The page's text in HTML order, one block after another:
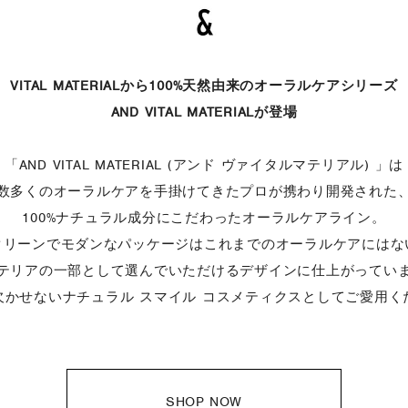
VITAL MATERIALから100%天然由来のオーラルケアシリーズ
AND VITAL MATERIALが登場
「AND VITAL MATERIAL (アンド ヴァイタルマテリアル) 」は
多くのオーラルケアを手掛けてきたプロが携わり開発された、
100%ナチュラル成分にこだわった オーラルケアライン。
リーンでモダンなパッケージは これまでのオーラルケアにはな
リアの一部として選んでいただけるデザインに仕上がっていま
かせないナチュラル スマイル コスメティクスとして ご愛用く
SHOP NOW